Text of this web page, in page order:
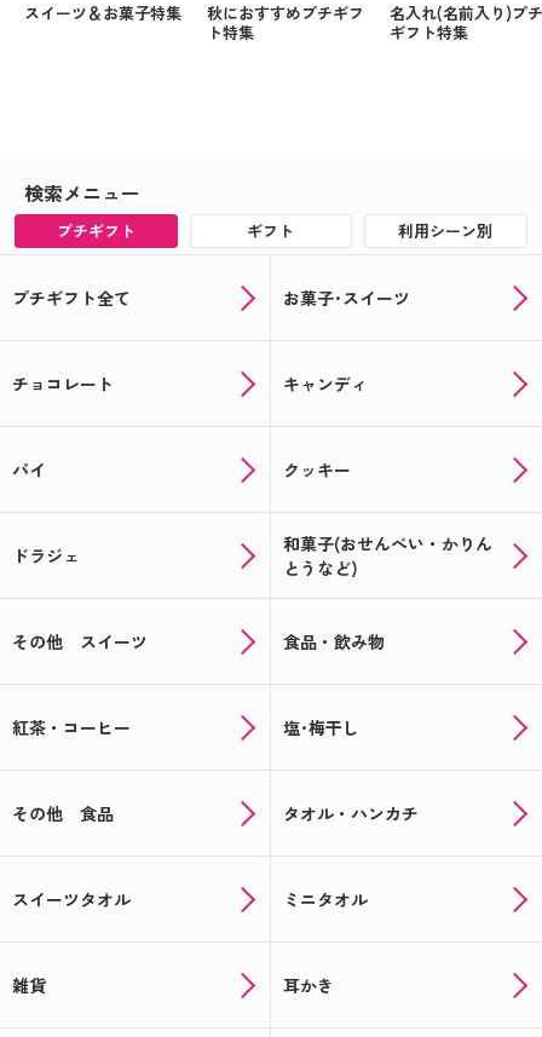
スイーツ＆お菓子特集
秋におすすめプチギフ
ト特集
名入れ(名前入り)プチ
ギフト特集
検索メニュー
プチギフト ギフト 利用シーン別
プチギフト全て お菓子･スイーツ
チョコレート キャンディ
パイ クッキー
ドラジェ
和菓子(おせんべい・かりん
とうなど)
その他 スイーツ 食品・飲み物
紅茶・コーヒー 塩･梅干し
その他 食品 タオル・ハンカチ
スイーツタオル ミニタオル
雑貨 耳かき